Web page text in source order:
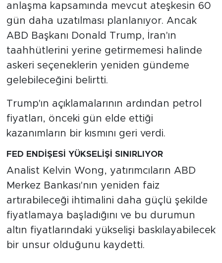
anlaşma kapsamında mevcut ateşkesin 60
gün daha uzatılması planlanıyor. Ancak
ABD Başkanı Donald Trump, İran'ın
taahhütlerini yerine getirmemesi halinde
askeri seçeneklerin yeniden gündeme
gelebileceğini belirtti.
Trump'ın açıklamalarının ardından petrol
fiyatları, önceki gün elde ettiği
kazanımların bir kısmını geri verdi.
FED ENDİŞESİ YÜKSELİŞİ SINIRLIYOR
Analist Kelvin Wong, yatırımcıların ABD
Merkez Bankası'nın yeniden faiz
artırabileceği ihtimalini daha güçlü şekilde
fiyatlamaya başladığını ve bu durumun
altın fiyatlarındaki yükselişi baskılayabilecek
bir unsur olduğunu kaydetti.